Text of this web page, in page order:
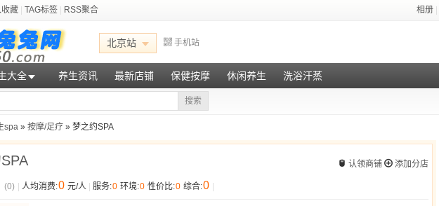
藏 TAG标签 RSS聚合 相册
北京站 手机站
大全 养生资讯 最新店铺 保健按摩 休闲养生 洗浴汗蒸
搜索
spa » 按摩/足疗 » 梦之约SPA
认领商铺 添加分店
(0) 人均消费:0 元/人 服务:0 环境:0 性价比:0 综合:0